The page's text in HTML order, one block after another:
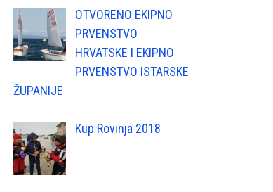
OTVORENO EKIPNO
PRVENSTVO
HRVATSKE I EKIPNO
PRVENSTVO ISTARSKE
ŽUPANIJE
Kup Rovinja 2018